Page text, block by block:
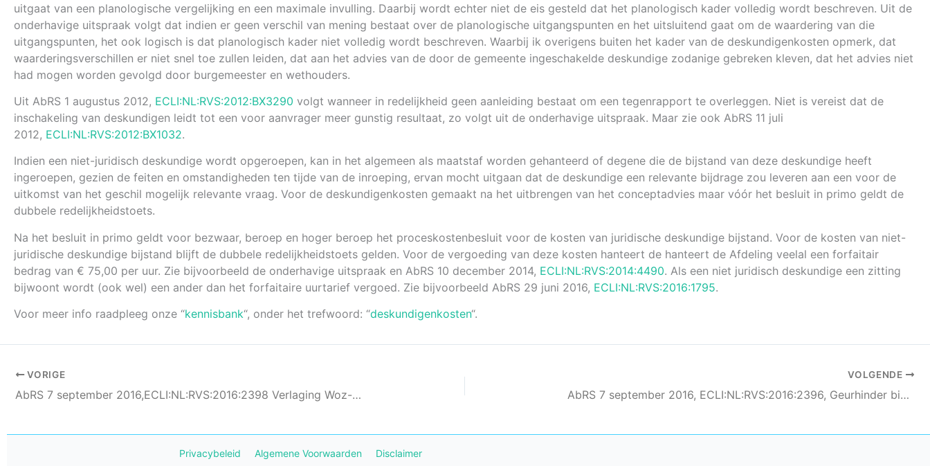
uitgaat van een planologische vergelijking en een maximale invulling. Daarbij wordt echter niet de eis gesteld dat het planologisch kader volledig wordt beschreven. Uit de
onderhavige uitspraak volgt dat indien er geen verschil van mening bestaat over de planologische uitgangspunten en het uitsluitend gaat om de waardering van die
uitgangspunten, het ook logisch is dat planologisch kader niet volledig wordt beschreven. Waarbij ik overigens buiten het kader van de deskundigenkosten opmerk, dat
waarderingsverschillen er niet snel toe zullen leiden, dat aan het advies van de door de gemeente ingeschakelde deskundige zodanige gebreken kleven, dat het advies niet
had mogen worden gevolgd door burgemeester en wethouders.
Uit AbRS 1 augustus 2012, ECLI:NL:RVS:2012:BX3290 volgt wanneer in redelijkheid geen aanleiding bestaat om een tegenrapport te overleggen. Niet is vereist dat de
inschakeling van deskundigen leidt tot een voor aanvrager meer gunstig resultaat, zo volgt uit de onderhavige uitspraak. Maar zie ook AbRS 11 juli
2012, ECLI:NL:RVS:2012:BX1032.
Indien een niet-juridisch deskundige wordt opgeroepen, kan in het algemeen als maatstaf worden gehanteerd of degene die de bijstand van deze deskundige heeft
ingeroepen, gezien de feiten en omstandigheden ten tijde van de inroeping, ervan mocht uitgaan dat de deskundige een relevante bijdrage zou leveren aan een voor de
uitkomst van het geschil mogelijk relevante vraag. Voor de deskundigenkosten gemaakt na het uitbrengen van het conceptadvies maar vóór het besluit in primo geldt de
dubbele redelijkheidstoets.
Na het besluit in primo geldt voor bezwaar, beroep en hoger beroep het proceskostenbesluit voor de kosten van juridische deskundige bijstand. Voor de kosten van niet-
juridische deskundige bijstand blijft de dubbele redelijkheidstoets gelden. Voor de vergoeding van deze kosten hanteert de hanteert de Afdeling veelal een forfaitair
bedrag van € 75,00 per uur. Zie bijvoorbeeld de onderhavige uitspraak en AbRS 10 december 2014, ECLI:NL:RVS:2014:4490. Als een niet juridisch deskundige een zitting
bijwoont wordt (ook wel) een ander dan het forfaitaire uurtarief vergoed. Zie bijvoorbeeld AbRS 29 juni 2016, ECLI:NL:RVS:2016:1795.
Voor meer info raadpleeg onze “kennisbank“, onder het trefwoord: “deskundigenkosten“.
VORIGE
AbRS 7 september 2016,ECLI:NL:RVS:2016:2398 Verlaging Woz-waarde Tilburg
VOLGENDE
AbRS 7 september 2016, ECLI:NL:RVS:2016:2396, Geurhinder biomassavergistingsinstallatie Oss
Privacybeleid Algemene Voorwaarden Disclaimer